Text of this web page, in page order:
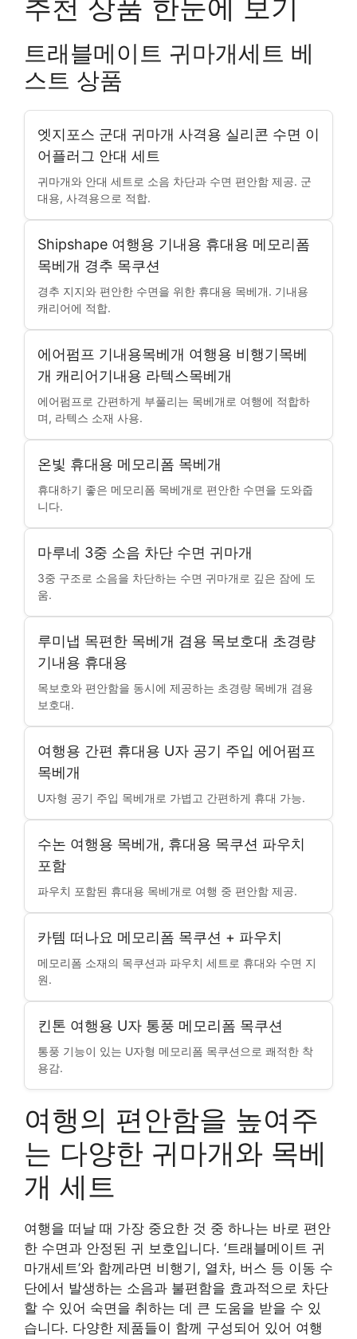
추천 상품 한눈에 보기
트래블메이트 귀마개세트 베
스트 상품
엣지포스 군대 귀마개 사격용 실리콘 수면 이
어플러그 안대 세트
귀마개와 안대 세트로 소음 차단과 수면 편안함 제공. 군
대용, 사격용으로 적합.
Shipshape 여행용 기내용 휴대용 메모리폼
목베개 경추 목쿠션
경추 지지와 편안한 수면을 위한 휴대용 목베개. 기내용
캐리어에 적합.
에어펌프 기내용목베개 여행용 비행기목베
개 캐리어기내용 라텍스목베개
에어펌프로 간편하게 부풀리는 목베개로 여행에 적합하
며, 라텍스 소재 사용.
온빛 휴대용 메모리폼 목베개
휴대하기 좋은 메모리폼 목베개로 편안한 수면을 도와줍
니다.
마루네 3중 소음 차단 수면 귀마개
3중 구조로 소음을 차단하는 수면 귀마개로 깊은 잠에 도
움.
루미냅 목편한 목베개 겸용 목보호대 초경량
기내용 휴대용
목보호와 편안함을 동시에 제공하는 초경량 목베개 겸용
보호대.
여행용 간편 휴대용 U자 공기 주입 에어펌프
목베개
U자형 공기 주입 목베개로 가볍고 간편하게 휴대 가능.
수논 여행용 목베개, 휴대용 목쿠션 파우치
포함
파우치 포함된 휴대용 목베개로 여행 중 편안함 제공.
카템 떠나요 메모리폼 목쿠션 + 파우치
메모리폼 소재의 목쿠션과 파우치 세트로 휴대와 수면 지
원.
킨톤 여행용 U자 통풍 메모리폼 목쿠션
통풍 기능이 있는 U자형 메모리폼 목쿠션으로 쾌적한 착
용감.
여행의 편안함을 높여주
는 다양한 귀마개와 목베
개 세트
여행을 떠날 때 가장 중요한 것 중 하나는 바로 편안
한 수면과 안정된 귀 보호입니다. ‘트래블메이트 귀
마개세트’와 함께라면 비행기, 열차, 버스 등 이동 수
단에서 발생하는 소음과 불편함을 효과적으로 차단
할 수 있어 숙면을 취하는 데 큰 도움을 받을 수 있
습니다. 다양한 제품들이 함께 구성되어 있어 여행